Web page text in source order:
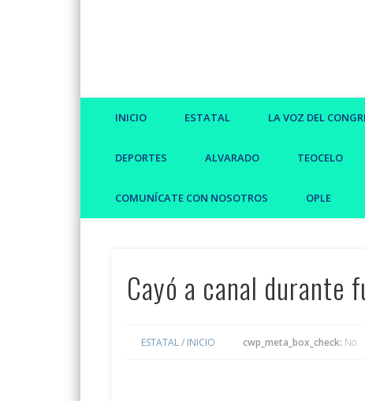
INICIO ESTATAL LA VOZ DEL
DEPORTES ALVARADO TEOCELO
COMUNÍCATE CON NOSOTROS OPLE
Cayó a canal durante
ESTATAL/ INICIO cwp_meta_box_check: No